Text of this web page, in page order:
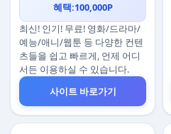
혜택:100,000P
최신! 인기! 무료! 영화/드라마/
예능/애니/웹툰 등 다양한 컨텐
츠들을 쉽고 빠르게, 언제 어디
서든 이용하실 수 있습니다.
사이트 바로가기